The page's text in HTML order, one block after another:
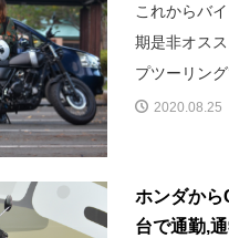
これからバ
期是非オス
プツーリン
2020.08.25
ホンダから
台で通勤,